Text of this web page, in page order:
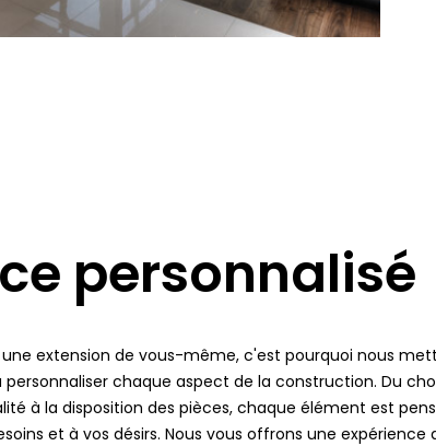
personnalisé
extension de vous-même, c'est pourquoi nous
chaque aspect de la construction. Du
à la disposition des pièces, chaque élément est
et à vos désirs. Nous vous offrons une expérience